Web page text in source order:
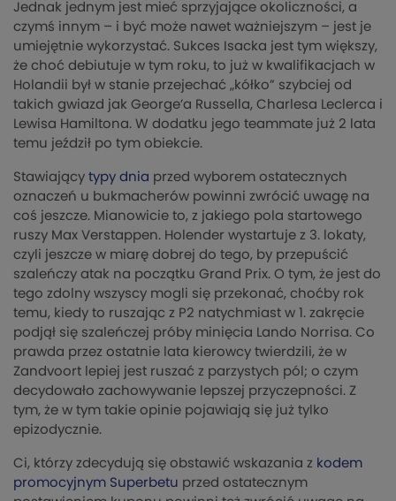
Jednak jednym jest mieć sprzyjające okoliczności, a
czymś innym – i być może nawet ważniejszym – jest je
umiejętnie wykorzystać. Sukces Isacka jest tym większy,
że choć debiutuje w tym roku, to już w kwalifikacjach w
Holandii był w stanie przejechać „kółko” szybciej od
takich gwiazd jak George’a Russella, Charlesa Leclerca i
Lewisa Hamiltona. W dodatku jego teammate już 2 lata
temu jeździł po tym obiekcie.
Stawiający typy dnia przed wyborem ostatecznych
oznaczeń u bukmacherów powinni zwrócić uwagę na
coś jeszcze. Mianowicie to, z jakiego pola startowego
ruszy Max Verstappen. Holender wystartuje z 3. lokaty,
czyli jeszcze w miarę dobrej do tego, by przepuścić
szaleńczy atak na początku Grand Prix. O tym, że jest do
tego zdolny wszyscy mogli się przekonać, choćby rok
temu, kiedy to ruszając z P2 natychmiast w 1. zakręcie
podjął się szaleńczej próby minięcia Lando Norrisa. Co
prawda przez ostatnie lata kierowcy twierdzili, że w
Zandvoort lepiej jest ruszać z parzystych pól; o czym
decydowało zachowywanie lepszej przyczepności. Z
tym, że w tym takie opinie pojawiają się już tylko
epizodycznie.
Ci, którzy zdecydują się obstawić wskazania z kodem
promocyjnym Superbetu przed ostatecznym